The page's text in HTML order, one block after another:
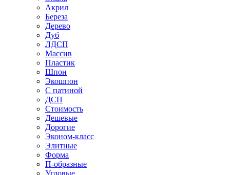
Акрил
Береза
Дерево
Дуб
ЛДСП
Массив
Пластик
Шпон
Экошпон
С патиной
ДСП
Стоимость
Дешевые
Дорогие
Эконом-класс
Элитные
Форма
П-образные
Угловые